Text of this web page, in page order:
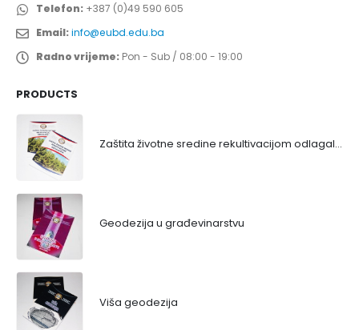
Telefon: +387 (0)49 590 605
Email:info@eubd.edu.ba
Radno vrijeme: Pon - Sub / 08:00 - 19:00
PRODUCTS
Zaštita životne sredine rekultivacijom odlagališta
Geodezija u građevinarstvu
Viša geodezija